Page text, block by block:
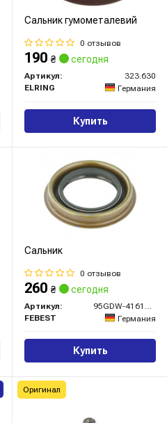
Сальник гумометалевий
0 отзывов
190 ₴ сегодня
Артикул:
323.630
ELRING
Германия
Купить
Сальник
0 отзывов
260 ₴ сегодня
Артикул:
FEBEST
Германия
Купить
Оригинал